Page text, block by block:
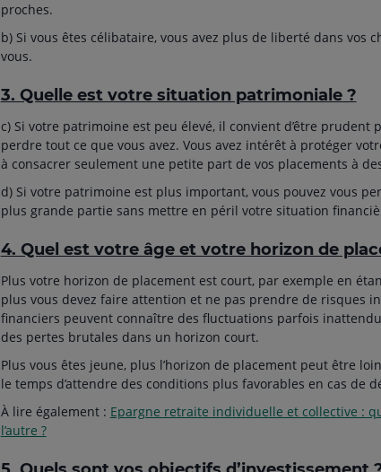
proches.
b) Si vous êtes célibataire, vous avez plus de liberté dans vos
vous.
3. Quelle est votre situation patrimoniale ?
c) Si votre patrimoine est peu élevé, il convient d’être prudent
perdre tout ce que vous avez. Vous avez intérêt à protéger
à consacrer seulement une petite part de vos placements à
d) Si votre patrimoine est plus important, vous pouvez vous
plus grande partie sans mettre en péril votre situation
4. Quel est votre âge et votre horizon de
Plus votre horizon de placement est court, par exemple en
plus vous devez faire attention et ne pas prendre de risques
financiers peuvent connaître des fluctuations parfois
des pertes brutales dans un horizon court.
Plus vous êtes jeune, plus l’horizon de placement peut être
le temps d’attendre des conditions plus favorables en cas de
À lire également : Epargne retraite individuelle et collective :
l’autre ?